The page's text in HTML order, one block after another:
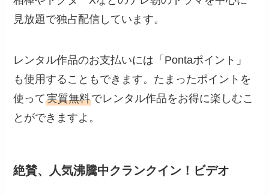
見放題で独占配信しています。
レンタル作品のお支払いには「Pontaポイント」
も使用することもできます。たまったポイントを
使って実質無料でレンタル作品をお得に楽しむこ
とができますよ。
絶賛、人気沸騰中クランクイン！ビデオ